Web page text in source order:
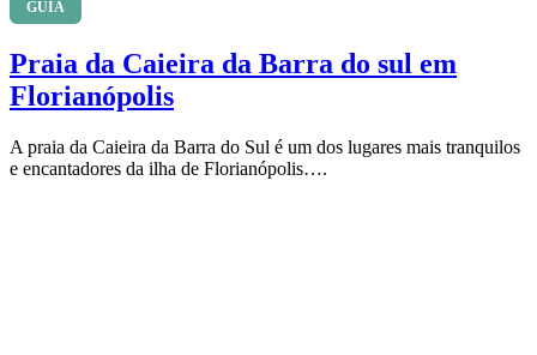
GUIA
Praia da Caieira da Barra do sul em
Florianópolis
A praia da Caieira da Barra do Sul é um dos lugares mais tranquilos
e encantadores da ilha de Florianópolis….